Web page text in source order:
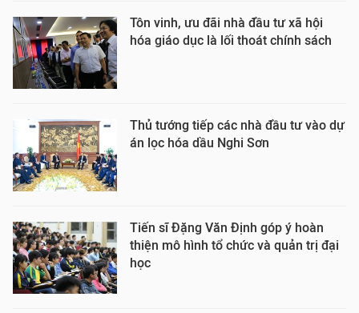
Tôn vinh, ưu đãi nhà đầu tư xã hội
hóa giáo dục là lối thoát chính sách
Thủ tướng tiếp các nhà đầu tư vào dự
án lọc hóa dầu Nghi Sơn
Tiến sĩ Đặng Văn Định góp ý hoàn
thiện mô hình tổ chức và quản trị đại
học